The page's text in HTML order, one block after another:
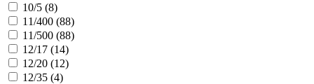
10/5 (8)
11/400 (88)
11/500 (88)
12/17 (14)
12/20 (12)
12/35 (4)